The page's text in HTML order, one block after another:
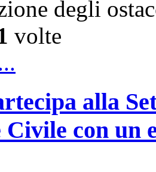
degli
volte
alla
Civile con un